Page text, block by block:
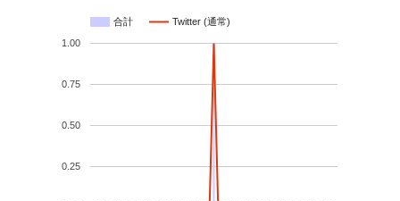
合計 Twitter (通常)
0.25
0.50
0.75
1.00